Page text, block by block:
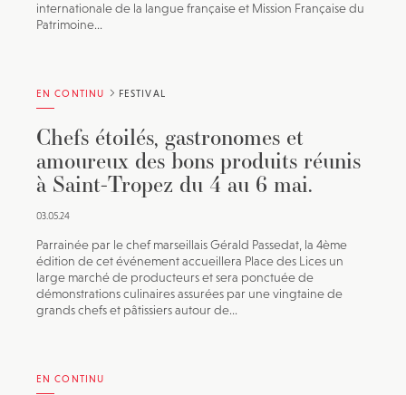
internationale de la langue française et Mission Française du
Patrimoine...
EN CONTINU FESTIVAL
Chefs étoilés, gastronomes et
amoureux des bons produits réunis
à Saint-Tropez du 4 au 6 mai.
03.05.24
Parrainée par le chef marseillais Gérald Passedat, la 4ème
édition de cet événement accueillera Place des Lices un
large marché de producteurs et sera ponctuée de
démonstrations culinaires assurées par une vingtaine de
grands chefs et pâtissiers autour de...
EN CONTINU